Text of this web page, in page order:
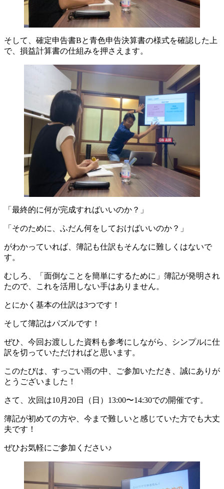
そして、確定申告書Bと青色申告決算書の様式を確認した上
で、損益計算書の仕組みを押さえます。
「最終的に何が完成すればいいのか？」
「そのために、ふだん何をしておけばいいのか？」
がわかっていれば、簿記も仕訳もそんなに難しくはないで
す。
むしろ、「面倒なことを簡単にするために」簿記が発明され
たので、これを活用しない手はありません。
とにかく基本の仕訳は3つです！
そして簿記はパズルです！
ぜひ、今回お渡しした資料も参考にしながら、シンプルに仕
訳を切っていただければと思います。
このたびは、すっごい雨の中、ご参加いただき、誠にありが
とうございました！
さて、次回は10月20日（日）13:00〜14:30での開催です。
簿記が初めての方や、今まで難しいと感じていた方でも大丈
夫です！
ぜひお気軽にご参加ください♪